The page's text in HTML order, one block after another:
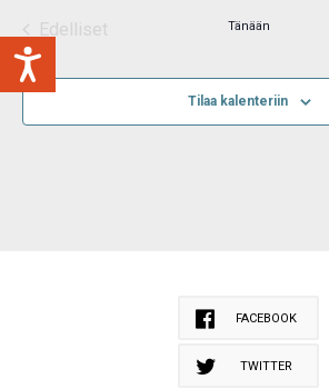
päivä.Edelliset
Tänään
Tilaa kalenteriin
FACEBOOK
TWITTER